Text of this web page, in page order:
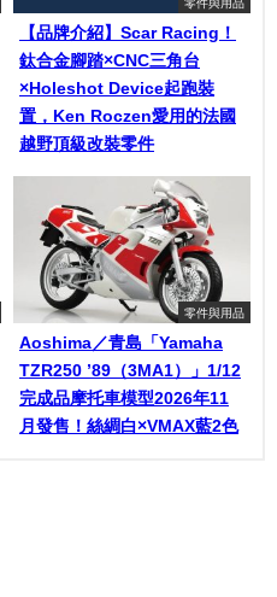
零件與用品
【品牌介紹】Scar Racing！
鈦合金腳踏×CNC三角台
×Holeshot Device起跑裝
置，Ken Roczen愛用的法國
越野頂級改裝零件
零件與用品
Aoshima／青島「Yamaha
TZR250 ’89（3MA1）」1/12
完成品摩托車模型2026年11
月發售！絲綢白×VMAX藍2色